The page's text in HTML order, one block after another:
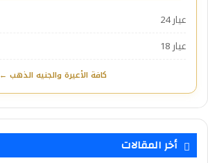
عيار 24
عيار 18
كافة الأعيرة والجنيه الذهب ←
أخر المقالات